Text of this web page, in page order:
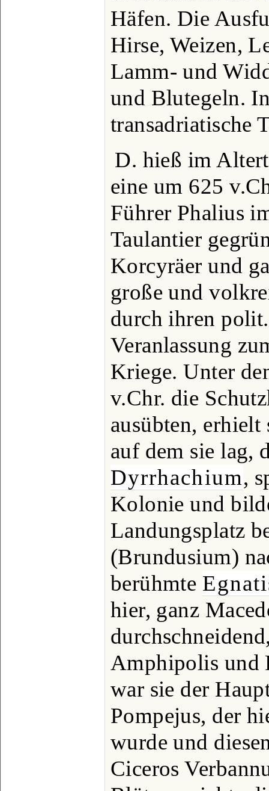
Häfen. Die
Hirse, Weizen,
Lamm- und
und Blutegeln.
transadriatische
D. hieß im
eine um 625
Führer Phalius
Taulantier
Korcyräer und
große und
durch ihren
Veranlassung
Kriege. Unter
v.Chr. die
ausübten,
auf dem sie lag,
Dyrrhachium,
Kolonie und
Landungsplatz
(Brundusium)
berühmte
hier, ganz
Amphipolis und
war sie der
Pompejus, der
wurde und
Ciceros